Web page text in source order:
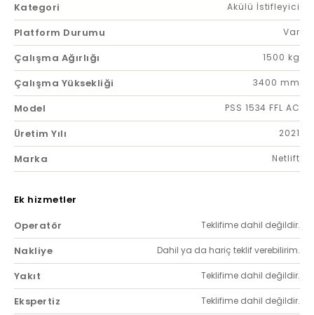
Kategori Akülü İstifleyici
Platform Durumu Var
Çalışma Ağırlığı 1500 kg
Çalışma Yüksekliği 3400 mm
Model PSS 1534 FFL AC
Üretim Yılı 2021
Marka Netlift
Ek hizmetler
Operatör
Teklifime dahil değildir.
Nakliye Dahil ya da hariç teklif verebilirim.
Yakıt Teklifime dahil değildir.
Ekspertiz Teklifime dahil değildir.